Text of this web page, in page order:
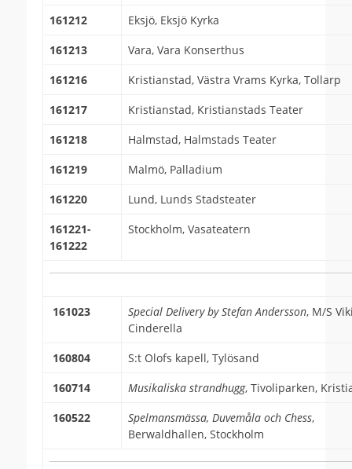
161212
Eksjö, Eksjö Kyrka
161213
Vara, Vara Konserthus
161216
Kristianstad, Västra Vrams Kyrka, Tollarp
161217
Kristianstad, Kristianstads Teater
161218
Halmstad, Halmstads Teater
161219
Malmö, Palladium
161220
Lund, Lunds Stadsteater
161221-
161222
Stockholm, Vasateatern
161023 Special Delivery by Stefan Andersson, M/S
Cinderella
160804
S:t Olofs kapell, Tylösand
160714
Musikaliska strandhugg, Tivoliparken,
160522
Spelmansmässa, Duvemåla och Chess,
Berwaldhallen, Stockholm